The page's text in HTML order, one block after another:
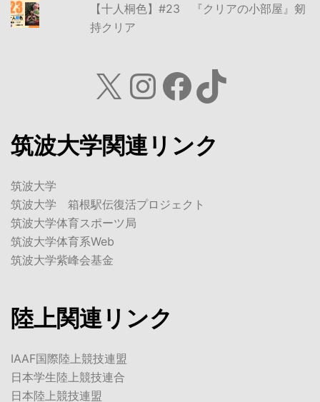
【十人桐色】#23 『クリアの小部屋』剱
持クリア
X Instagram
Facebook
TikTok
筑波大学関連リンク
筑波大学
筑波大学 箱根駅伝復活プロジェクト
筑波大学体育スポーツ局
筑波大学体育系Web
筑波大学紫峰会基金
陸上関連リンク
IAAF国際陸上競技連盟
日本学生陸上競技連合
日本陸上競技連盟